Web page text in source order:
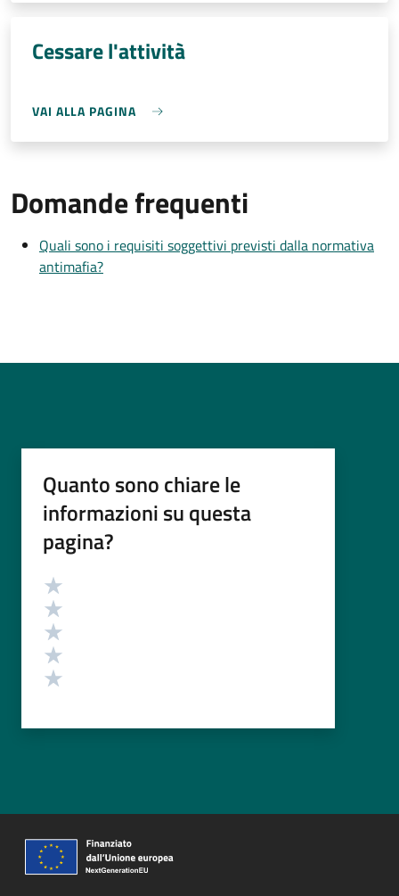
Cessare l'attività
VAI ALLA PAGINA
Domande frequenti
Quali sono i requisiti soggettivi previsti dalla normativa
antimafia?
Quanto sono chiare le
informazioni su questa
pagina?
Valutazione